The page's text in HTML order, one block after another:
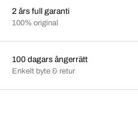
2 års full garanti
100% original
100 dagars ångerrätt
Enkelt byte & retur